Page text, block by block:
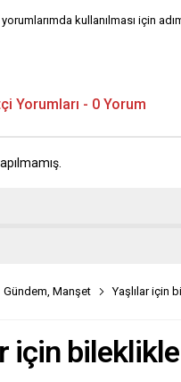
kullanılması için
Yorumları - 0 Yorum
Gündem, Manşet Yaşlılar için
için